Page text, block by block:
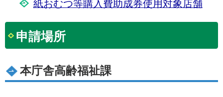
紙おむつ等購入費助成券使用対象店舗
申請場所
本庁舎高齢福祉課